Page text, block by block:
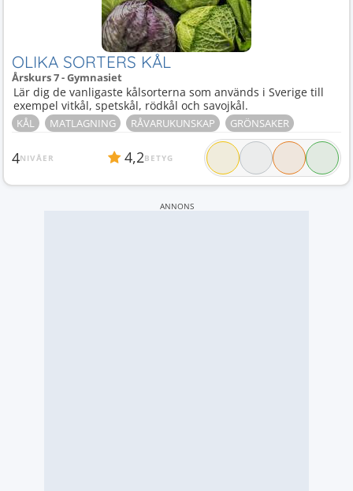
OLIKA SORTERS KÅL
Årskurs 7 - Gymnasiet
Lär dig de vanligaste kålsorterna som används i Sverige till
exempel vitkål, spetskål, rödkål och savojkål.
KÅL MATLAGNING RÅVARUKUNSKAP GRÖNSAKER
4NIVÅER 4,2BETYG
ANNONS